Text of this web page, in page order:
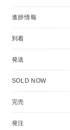
進捗情報
到着
発送
SOLD NOW
完売
発注